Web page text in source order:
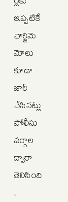
ఇప్పటికే
ఛార్జిమె
మోలు
కూడా
జారీ
చేసినట్లు
పోలీసు
వర్గాల
ద్వారా
తెలిసింది
.